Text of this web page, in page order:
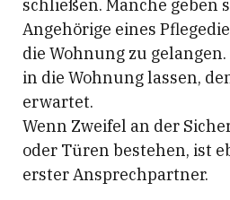
schließen. Manche geben
Angehörige eines
die Wohnung zu
in die Wohnung lassen,
erwartet.
Wenn Zweifel an der
oder Türen bestehen, ist
erster Ansprechpartner.